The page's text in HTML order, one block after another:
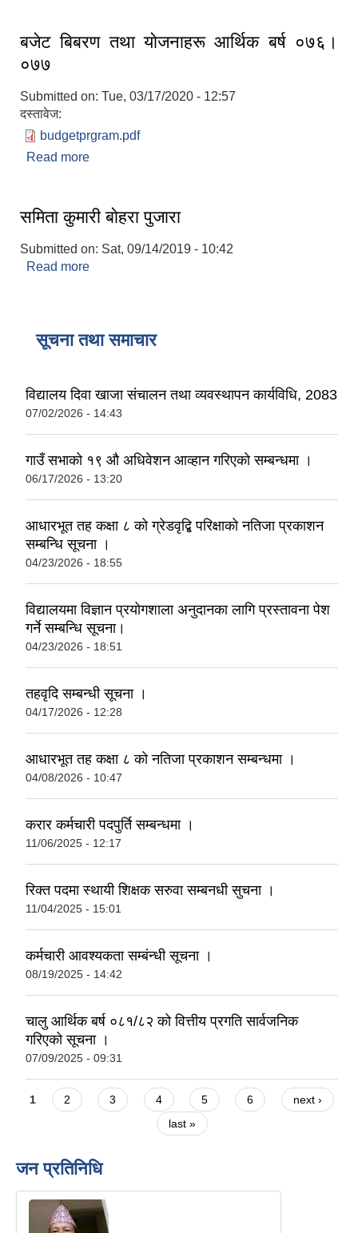
बजेट बिबरण तथा याेजनाहरू आर्थिक बर्ष ०७६।
०७७
Submitted on: Tue, 03/17/2020 - 12:57
दस्तावेज:
budgetprgram.pdf
Read more
समिता कुमारी बाेहरा पुजारा
Submitted on: Sat, 09/14/2019 - 10:42
Read more
सूचना तथा समाचार
विद्यालय दिवा खाजा संचालन तथा व्यवस्थापन कार्यविधि, 2083
07/02/2026 - 14:43
गाउँ सभाको १९ ‍औ अधिवेशन आव्हान गरिएको सम्बन्धमा ।
06/17/2026 - 13:20
आधारभूत तह कक्षा ८ को ग्रेडवृद्बि परिक्षाको नतिजा प्रकाशन
सम्बन्धि सूचना ।
04/23/2026 - 18:55
विद्यालयमा विज्ञान प्रयोगशाला अनुदानका लागि प्रस्तावना पेश
गर्ने सम्बन्धि सूचना।
04/23/2026 - 18:51
तहवृदि सम्बन्धी सूचना ।
04/17/2026 - 12:28
आधारभूत तह कक्षा ८ को नतिजा प्रकाशन सम्बन्धमा ।
04/08/2026 - 10:47
करार कर्मचारी पदपुर्ति सम्बन्धमा ।
11/06/2025 - 12:17
रिक्त पदमा स्थायी शिक्षक सरुवा सम्बनधी सुचना ।
11/04/2025 - 15:01
कर्मचारी आवश्यकता सम्बंन्धी सूचना ।
08/19/2025 - 14:42
चालु आर्थिक बर्ष ०८१/८२ को वित्तीय प्रगति सार्वजनिक
गरिएको सूचना ।
07/09/2025 - 09:31
Pages
1 2 3 4 5 6
next ›
last »
जन प्रतिनिधि